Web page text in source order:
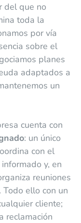
del que no
toda la
por vía
sobre el
planes
adaptados a
un
cuenta con
: un único
con el
y, en
reuniones
ello con un
cliente;
reclamación